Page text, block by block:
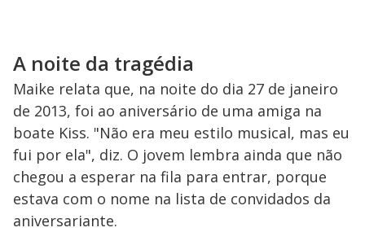
A noite da tragédia
Maike relata que, na noite do dia 27 de janeiro
de 2013, foi ao aniversário de uma amiga na
boate Kiss. "Não era meu estilo musical, mas eu
fui por ela", diz. O jovem lembra ainda que não
chegou a esperar na fila para entrar, porque
estava com o nome na lista de convidados da
aniversariante.